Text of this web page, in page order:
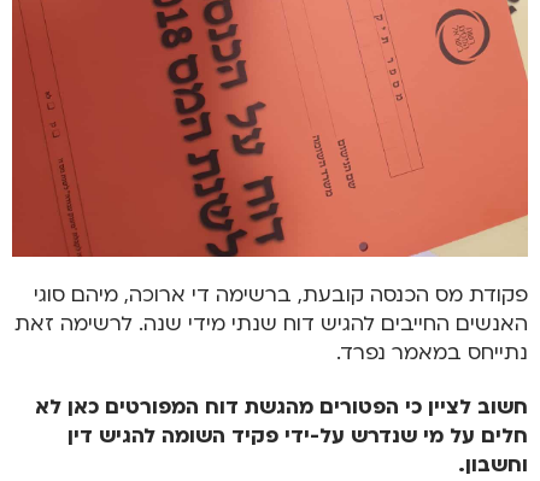
פקודת מס הכנסה קובעת, ברשימה די ארוכה, מיהם סוגי
האנשים החייבים להגיש דוח שנתי מידי שנה. לרשימה זאת
נתייחס במאמר נפרד.
חשוב לציין כי הפטורים מהגשת דוח המפורטים כאן לא
חלים על מי שנדרש על-ידי פקיד השומה להגיש דין
וחשבון.